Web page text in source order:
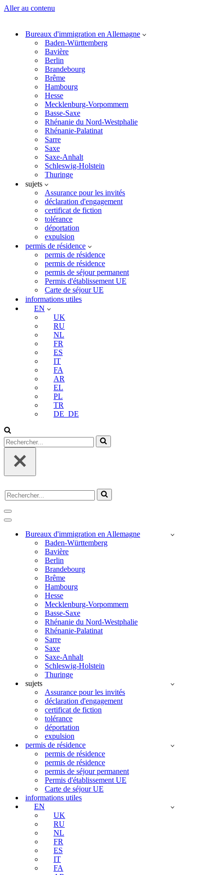
Aller au contenu
Bureaux d'immigration en Allemagne
Baden-Württemberg
Bavière
Berlin
Brandebourg
Brême
Hambourg
Hesse
Mecklenburg-Vorpommern
Basse-Saxe
Rhénanie du Nord-Westphalie
Rhénanie-Palatinat
Sarre
Saxe
Saxe-Anhalt
Schleswig-Holstein
Thuringe
sujets
Assurance pour les invités
déclaration d'engagement
certificat de fiction
tolérance
déportation
expulsion
permis de résidence
permis de résidence
permis de résidence
permis de séjour permanent
Permis d'établissement UE
Carte de séjour UE
informations utiles
EN
UK
RU
NL
FR
ES
IT
FA
AR
EL
PL
TR
DE_DE
Rechercher...
Rechercher...
Menu
de
Menu
navigationBureaux d'immigration en Allemagne
Baden-Württemberg
Bavière
Berlin
Brandebourg
Brême
Hambourg
Hesse
Mecklenburg-Vorpommern
Basse-Saxe
Rhénanie du Nord-Westphalie
Rhénanie-Palatinat
Sarre
Saxe
Saxe-Anhalt
Schleswig-Holstein
Thuringe
sujets
Assurance pour les invités
déclaration d'engagement
certificat de fiction
tolérance
déportation
expulsion
permis de résidence
permis de résidence
permis de résidence
permis de séjour permanent
Permis d'établissement UE
Carte de séjour UE
informations utiles
EN
UK
RU
NL
FR
ES
IT
FA